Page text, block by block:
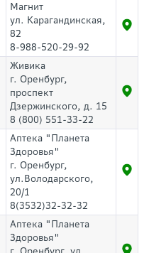
Магнит
ул. Карагандинская,
82
8-988-520-29-92
Живика
г. Оренбург,
проспект
Дзержинского, д. 15
8 (800) 551-33-22
Аптека "Планета
Здоровья"
г. Оренбург,
ул.Володарского,
20/1
8(3532)32-32-32
Аптека "Планета
Здоровья"